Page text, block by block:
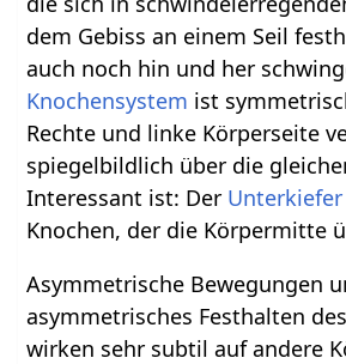
dem Gebiss an einem Seil
auch noch hin und her
Knochensystem ist
Rechte und linke Körperseite
spiegelbildlich über die
Interessant ist: Der Unterkiefer
Knochen, der die Körpermitte
Asymmetrische Bewegungen
asymmetrisches Festhalten
wirken sehr subtil auf andere